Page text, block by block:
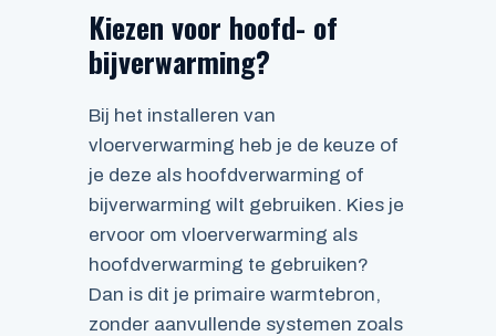
Kiezen voor hoofd- of
bijverwarming?
Bij het installeren van
vloerverwarming heb je de keuze of
je deze als hoofdverwarming of
bijverwarming wilt gebruiken. Kies je
ervoor om vloerverwarming als
hoofdverwarming te gebruiken?
Dan is dit je primaire warmtebron,
zonder aanvullende systemen zoals